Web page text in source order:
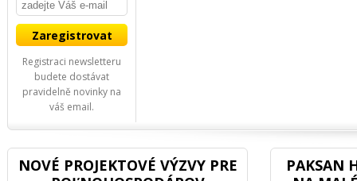
Registraci newsletteru
budete dostávat
pravidelně novinky na
váš email.
NOVÉ PROJEKTOVÉ VÝZVY PRE
PAKSAN